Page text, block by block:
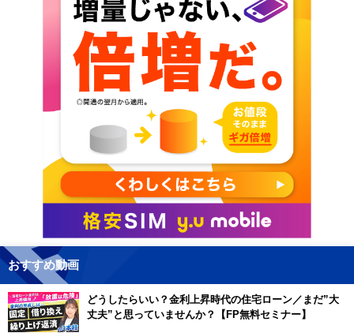
おすすめ動画
どうしたらいい？金利上昇時代の住宅ローン／まだ”大
丈夫”と思っていませんか？【FP無料セミナー】